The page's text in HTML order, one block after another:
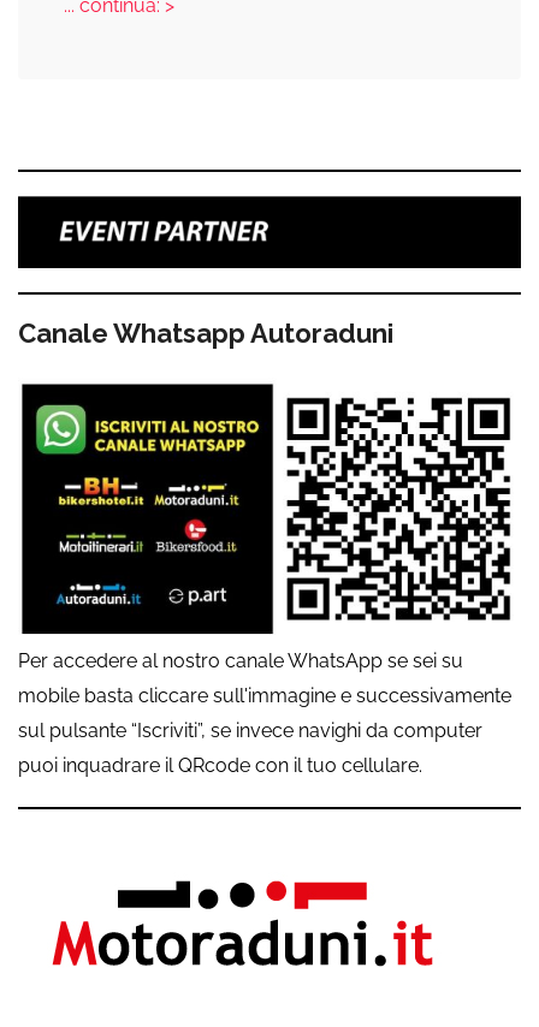
... continua: >
Canale Whatsapp Autoraduni
Per accedere al nostro canale WhatsApp se sei su
mobile basta cliccare sull'immagine e successivamente
sul pulsante “Iscriviti”, se invece navighi da computer
puoi inquadrare il QRcode con il tuo cellulare.